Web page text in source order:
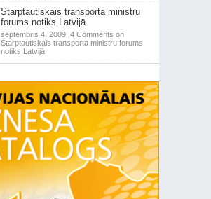
Starptautiskais transporta ministru
forums notiks Latvijā
septembris 4, 2009, 4 Comments on
Starptautiskais transporta ministru forums
notiks Latvijā